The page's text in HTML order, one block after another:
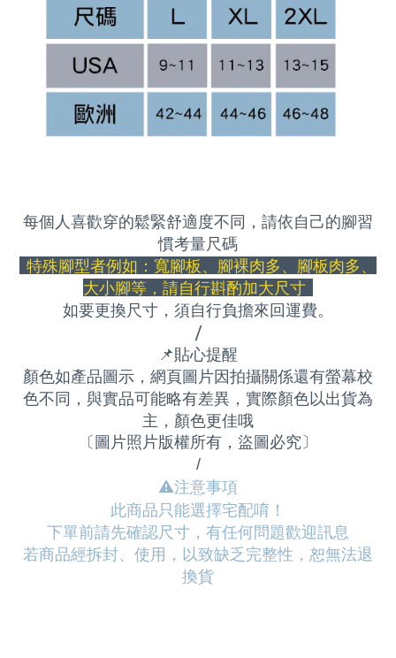
每個人喜歡穿的鬆緊舒適度不同，請依自己的腳習
慣考量尺碼
特殊腳型者例如：寬腳板、腳裸肉多、腳板肉多、
大小腳等，請自行斟酌加大尺寸
如要更換尺寸，須自行負擔來回運費。
/
📌貼心提醒
顏色如產品圖示，網頁圖片因拍攝關係還有螢幕校
色不同，與實品可能略有差異，實際顏色以出貨為
主，顏色更佳哦
〔圖片照片版權所有，盜圖必究〕
/
⚠️注意事項
此商品只能選擇宅配唷！
下單前請先確認尺寸，有任何問題歡迎訊息
若商品經拆封、使用，以致缺乏完整性，恕無法退
換貨